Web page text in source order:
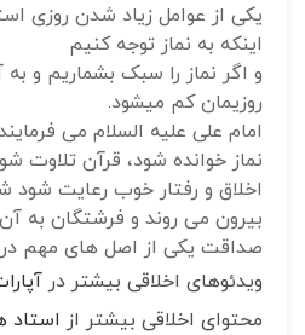
یکی از عوامل زیاد شدن روزی
اینکه به نماز توجه کنیم
و اگر نماز را سبک بشماریم و
روزیمان کم میشود.
امام علی علیه السلام می
نماز خوانده شود، قرآن تلاوت
اخلاق و رفتار خوب رعایت شود
بیرون می روند و فرشتگان به
صداقت یکی از اصل های مهم
ویدئوهای اخلاقی بیشتر در
محتوای اخلاقی بیشتر از استاد